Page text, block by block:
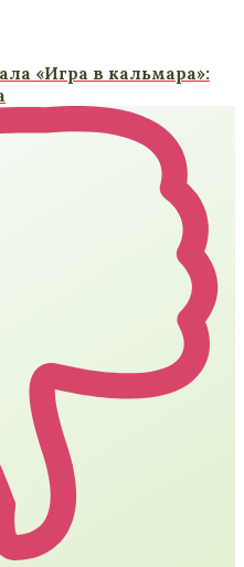
«Игра в кальмара»: